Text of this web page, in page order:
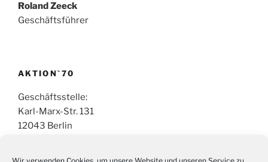
Roland Zeeck
Geschäftsführer
AKTION`70
Geschäftsstelle:
Karl-Marx-Str. 131
12043 Berlin